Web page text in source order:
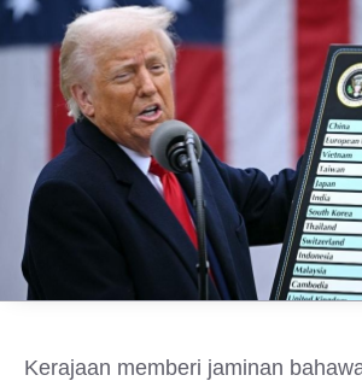
Kerajaan memberi jaminan